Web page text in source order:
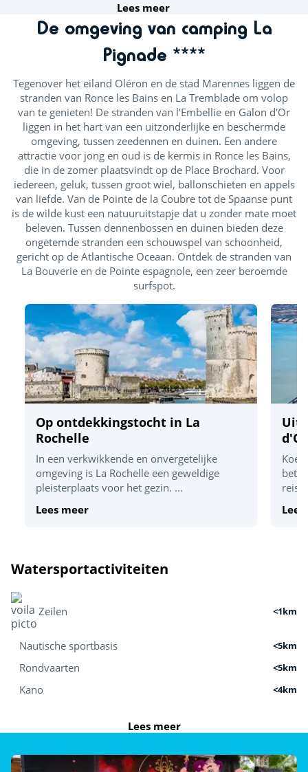
Fitness
Afleiding voor de kids
Midgetgolf
Paardensportcentrum
Speeltuin
Zwemlessen (€)
Ontdek
Dag- en avondanimatie
Aquafitness
Boogschieten
Speel samen
Jeu de boules
Tafeltennis
Basketbal
Lees meer
De omgeving van camping La
Pignade ****
Tegenover het eiland Oléron en de stad Marennes liggen de
stranden van Ronce les Bains en La Tremblade om volop
van te genieten! De stranden van l'Embellie en Galon d'Or
liggen in het hart van een uitzonderlijke en beschermde
omgeving, tussen zeedennen en duinen. Een andere
attractie voor jong en oud is de kermis in Ronce les Bains,
die in de zomer plaatsvindt op de Place Brochard. Voor
iedereen, geluk, tussen groot wiel, ballonschieten en appels
van liefde. Van de Pointe de la Coubre tot de Spaanse punt
is de wilde kust een natuuruitstapje dat u zonder mate moet
beleven. Tussen dennenbossen en duinen bieden deze
ongetemde stranden een schouwspel van schoonheid,
gericht op de Atlantische Oceaan. Ontdek de stranden van
La Bouverie en de Pointe espagnole, een zeer beroemde
surfspot.
Op ontdekkingstocht in La
Rochelle
In een verkwikkende en onvergetelijke
omgeving is La Rochelle een geweldige
pleisterplaats voor het gezin. ...
Lees meer
reis
Watersportactiviteiten
Zeilen <1km
Nautische sportbasis <5km
Rondvaarten <5km
Kano <4km
Tennisbaan <1km
Lees meer